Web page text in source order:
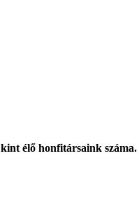
élő honfitársaink száma.